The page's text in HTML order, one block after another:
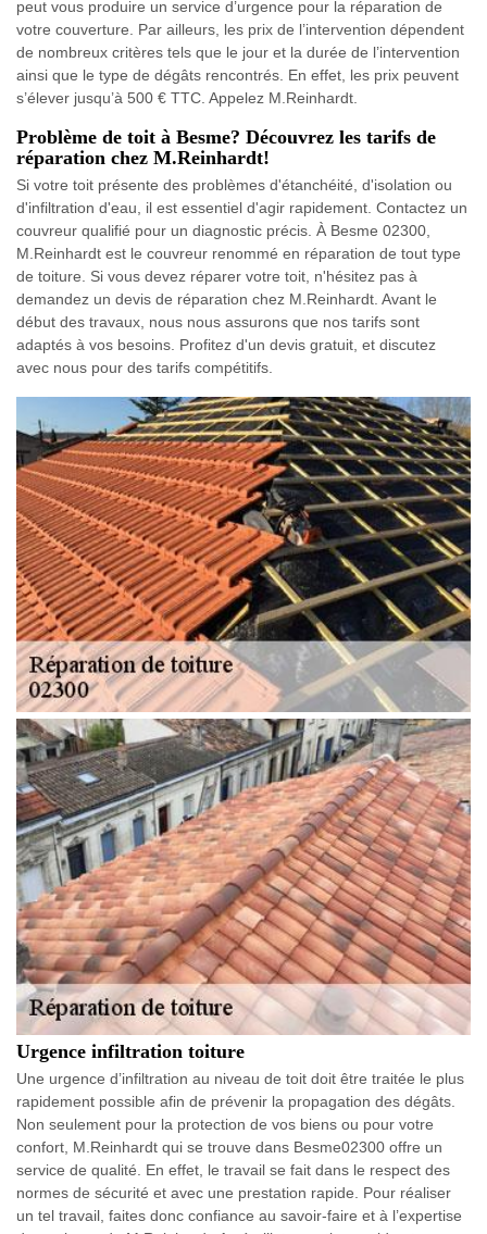
peut vous produire un service d’urgence pour la réparation de
votre couverture. Par ailleurs, les prix de l’intervention dépendent
de nombreux critères tels que le jour et la durée de l’intervention
ainsi que le type de dégâts rencontrés. En effet, les prix peuvent
s’élever jusqu’à 500 € TTC. Appelez M.Reinhardt.
Problème de toit à Besme? Découvrez les tarifs de
réparation chez M.Reinhardt!
Si votre toit présente des problèmes d'étanchéité, d'isolation ou
d'infiltration d'eau, il est essentiel d'agir rapidement. Contactez un
couvreur qualifié pour un diagnostic précis. À Besme 02300,
M.Reinhardt est le couvreur renommé en réparation de tout type
de toiture. Si vous devez réparer votre toit, n'hésitez pas à
demandez un devis de réparation chez M.Reinhardt. Avant le
début des travaux, nous nous assurons que nos tarifs sont
adaptés à vos besoins. Profitez d'un devis gratuit, et discutez
avec nous pour des tarifs compétitifs.
Urgence infiltration toiture
Une urgence d’infiltration au niveau de toit doit être traitée le plus
rapidement possible afin de prévenir la propagation des dégâts.
Non seulement pour la protection de vos biens ou pour votre
confort, M.Reinhardt qui se trouve dans Besme02300 offre un
service de qualité. En effet, le travail se fait dans le respect des
normes de sécurité et avec une prestation rapide. Pour réaliser
un tel travail, faites donc confiance au savoir-faire et à l’expertise